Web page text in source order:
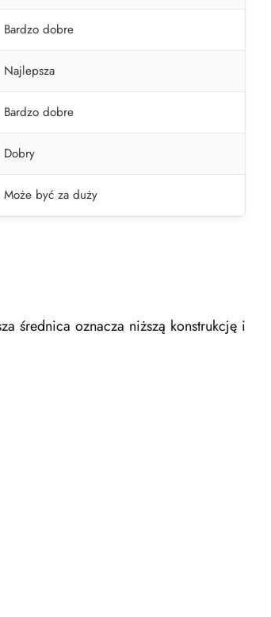
Bardzo dobre
Najlepsza
Bardzo dobre
Dobry
Może być za duży
średnica oznacza niższą konstrukcję i